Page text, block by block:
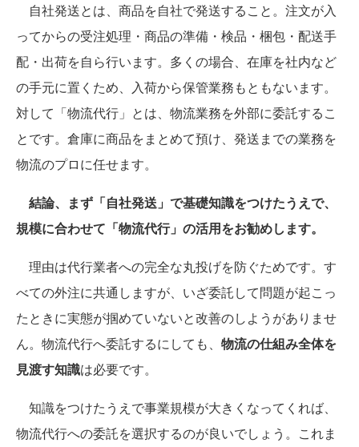
自社発送とは、商品を自社で発送すること。注文が入
ってからの受注処理・商品の準備・検品・梱包・配送手
配・出荷を自ら行います。多くの場合、在庫を社内など
の手元に置くため、入荷から保管業務もともないます。
対して「物流代行」とは、物流業務を外部に委託するこ
とです。倉庫に商品をまとめて預け、発送までの業務を
物流のプロに任せます。
結論、まず「自社発送」で基礎知識をつけたうえで、
規模に合わせて「物流代行」の活用をお勧めします。
理由は代行業者への完全な丸投げを防ぐためです。す
べての外注に共通しますが、いざ委託して問題が起こっ
たときに実態が掴めていないと改善のしようがありませ
ん。物流代行へ委託するにしても、 物流の仕組み全体を
見渡す知識は必要です。
知識をつけたうえで事業規模が大きくなってくれば、
物流代行への委託を選択するのが良いでしょう。これま